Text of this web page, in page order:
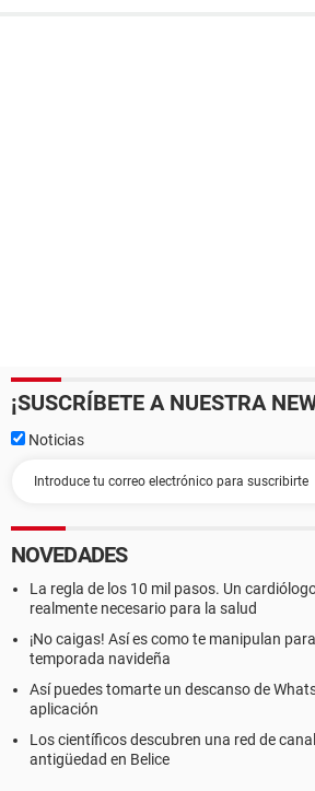
¡SUSCRÍBETE A NUESTRA
Noticias
NOVEDADES
La regla de los 10 mil pasos. Un
realmente necesario para la salud
¡No caigas! Así es como te manipulan
temporada navideña
Así puedes tomarte un descanso de
aplicación
Los científicos descubren una red de
antigüedad en Belice